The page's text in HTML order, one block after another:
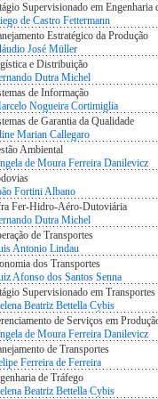
Supervisionado em Engenharia
de Castro Fettermann
Estratégico da Produção
José Müller
e Distribuição
Dutra Michel
de Informação
Nogueira Cortimiglia
de Garantia da Qualidade
Marian Callegaro
Ambiental
de Moura Ferreira Danilevicz
Fortini Albano
Fer-Hidro-Aéro-Dutoviária
Dutra Michel
de Transportes
Antonio Lindau
dos Transportes
Afonso dos Santos Senna
Supervisionado em Transportes
Beatriz Bettella Cybis
de Serviços em
de Moura Ferreira Danilevicz
de Transportes
Ferreira de Ferreira
de Tráfego
Beatriz Bettella Cybis